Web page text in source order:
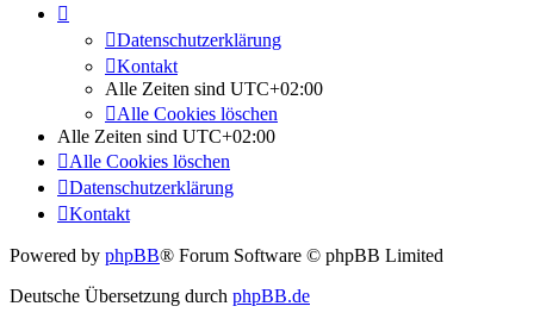
Datenschutzerklärung
Kontakt
Alle Zeiten sind UTC+02:00
Alle Cookies löschen
Alle Zeiten sind UTC+02:00
Alle Cookies löschen
Datenschutzerklärung
Kontakt
Powered by phpBB® Forum Software © phpBB Limited
Deutsche Übersetzung durch phpBB.de